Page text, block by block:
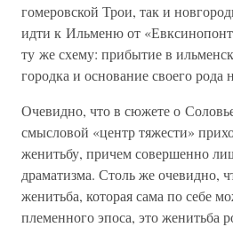
гомеровской Трои, так и
идти к Ильменю от
ту же схему: прибытие в
городка и основание своего рода
Очевидно, что в сюжете о
смысловой «центр тяжести»
женитьбу, причем совершенно
драматизма. Столь же очевидно,
женитьба, которая сама по себе
племенного эпоса, это женитьба